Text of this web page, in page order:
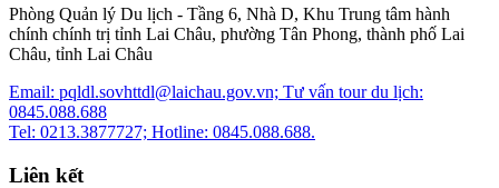
Phòng Quản lý Du lịch - Tầng 6, Nhà D, Khu Trung tâm hành
chính chính trị tỉnh Lai Châu, phường Tân Phong, thành phố Lai
Châu, tỉnh Lai Châu
Email: pqldl.sovhttdl@laichau.gov.vn; Tư vấn tour du lịch:
0845.088.688
Tel: 0213.3877727; Hotline: 0845.088.688.
Liên kết